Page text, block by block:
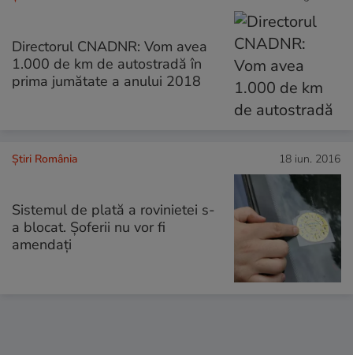
Directorul CNADNR: Vom avea
1.000 de km de autostradă în
prima jumătate a anului 2018
Știri România 18 iun. 2016
Sistemul de plată a rovinietei s-
a blocat. Șoferii nu vor fi
amendați